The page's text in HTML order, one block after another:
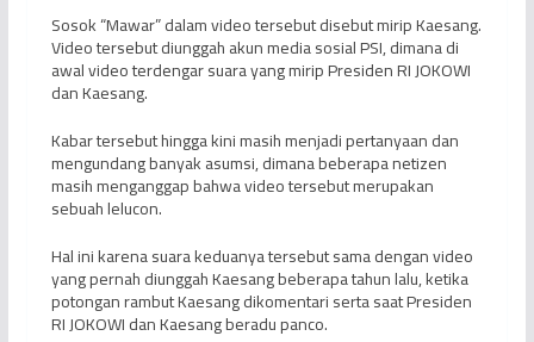
Sosok “Mawar” dalam video tersebut disebut mirip Kaesang.
Video tersebut diunggah akun media sosial PSI, dimana di
awal video terdengar suara yang mirip Presiden RI JOKOWI
dan Kaesang.
Kabar tersebut hingga kini masih menjadi pertanyaan dan
mengundang banyak asumsi, dimana beberapa netizen
masih menganggap bahwa video tersebut merupakan
sebuah lelucon.
Hal ini karena suara keduanya tersebut sama dengan video
yang pernah diunggah Kaesang beberapa tahun lalu, ketika
potongan rambut Kaesang dikomentari serta saat Presiden
RI JOKOWI dan Kaesang beradu panco.